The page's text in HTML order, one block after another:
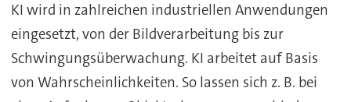
KI wird in zahlreichen industriellen Anwendungen
eingesetzt, von der Bildverarbeitung bis zur
Schwingungsüberwachung. KI arbeitet auf Basis
von Wahrscheinlichkeiten. So lassen sich z. B. bei